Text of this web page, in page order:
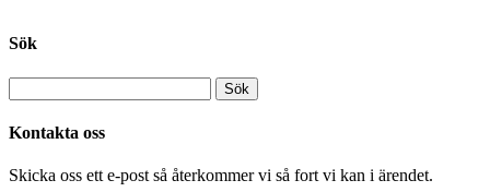
Sök
Kontakta oss
Skicka oss ett e-post så återkommer vi så fort vi kan i ärendet.